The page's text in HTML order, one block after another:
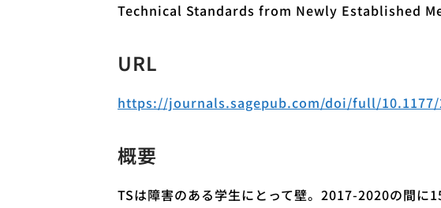
Technical Standards from Newly Established
URL
https://journals.sagepub.com/doi/full/10.1177/
概要
TSは障害のある学生にとって壁。2017-2020の